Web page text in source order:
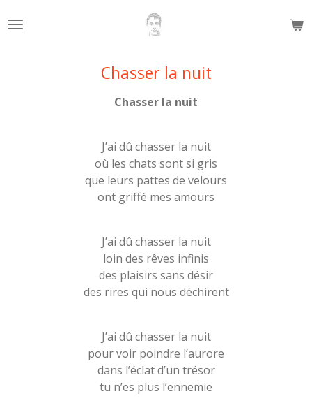
au
Chasser la nuit
Chasser la nuit
J’ai dû chasser la nuit
où les chats sont si gris
que leurs pattes de velours
ont griffé mes amours
J’ai dû chasser la nuit
loin des rêves infinis
des plaisirs sans désir
des rires qui nous déchirent
J’ai dû chasser la nuit
pour voir poindre l’aurore
dans l’éclat d’un trésor
tu n’es plus l’ennemie